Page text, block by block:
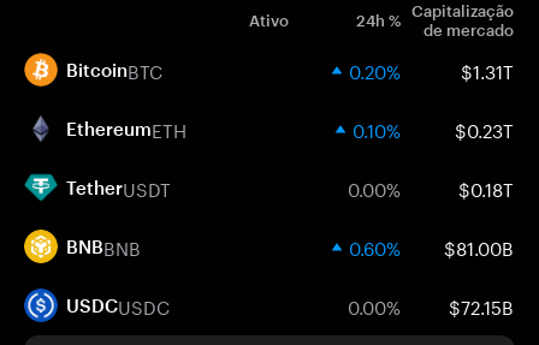
Ativo 24h % Capitalização
de mercado
BitcoinBTC 0.20% $1.31T
EthereumETH 0.10% $0.23T
TetherUSDT 0.00% $0.18T
BNBBNB 0.60% $81.00B
USDCUSDC 0.00% $72.15B